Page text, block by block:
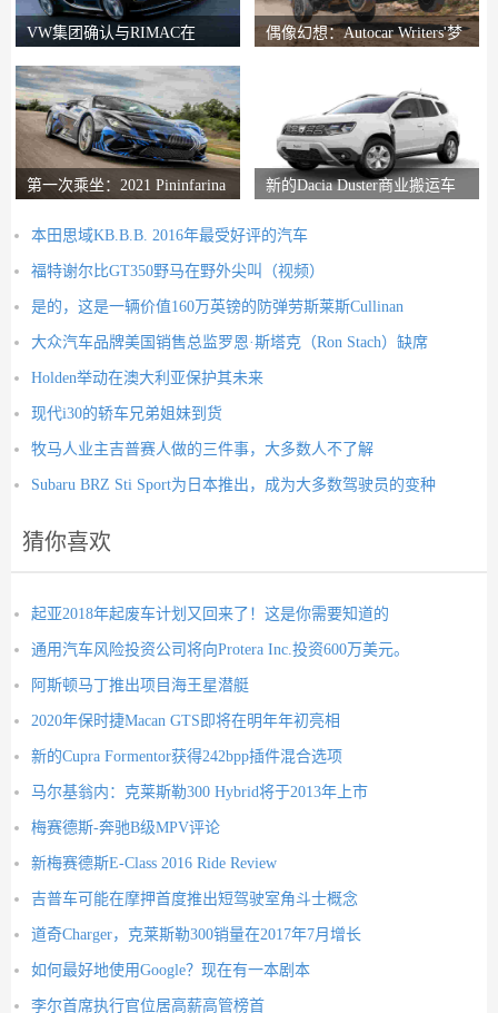
VW集团确认与RIMAC在
偶像幻想：Autocar Writers'梦
第一次乘坐：2021 Pininfarina
新的Dacia Duster商业搬运车
本田思域KB.B.B. 2016年最受好评的汽车
福特谢尔比GT350野马在野外尖叫（视频）
是的，这是一辆价值160万英镑的防弹劳斯莱斯Cullinan
大众汽车品牌美国销售总监罗恩·斯塔克（Ron Stach）缺席
Holden举动在澳大利亚保护其未来
现代i30的轿车兄弟姐妹到货
牧马人业主吉普赛人做的三件事，大多数人不了解
Subaru BRZ Sti Sport为日本推出，成为大多数驾驶员的变种
猜你喜欢
起亚2018年起废车计划又回来了！这是你需要知道的
通用汽车风险投资公司将向Protera Inc.投资600万美元。
阿斯顿马丁推出项目海王星潜艇
2020年保时捷Macan GTS即将在明年年初亮相
新的Cupra Formentor获得242bpp插件混合选项
马尔基翁内：克莱斯勒300 Hybrid将于2013年上市
梅赛德斯-奔驰B级MPV评论
新梅赛德斯E-Class 2016 Ride Review
吉普车可能在摩押首度推出短驾驶室角斗士概念
道奇Charger，克莱斯勒300销量在2017年7月增长
如何最好地使用Google？现在有一本剧本
李尔首席执行官位居高薪高管榜首